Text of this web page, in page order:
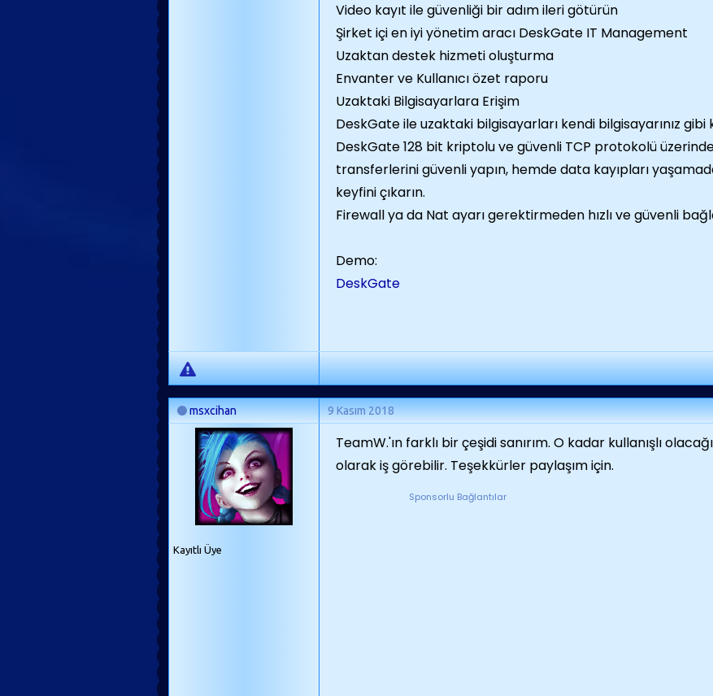
Video kayıt ile güvenliği bir adım ileri götürün
Şirket içi en iyi yönetim aracı DeskGate IT Management
Uzaktan destek hizmeti oluşturma
Envanter ve Kullanıcı özet raporu
Uzaktaki Bilgisayarlara Erişim
DeskGate ile uzaktaki bilgisayarları kendi bilgisayarınız
DeskGate 128 bit kriptolu ve güvenli TCP protokolü
transferlerini güvenli yapın, hemde data kayıpları
keyfini çıkarın.
Firewall ya da Nat ayarı gerektirmeden hızlı ve güvenli
Demo:
DeskGate
msxcihan 9 Kasım 2018
Kayıtlı Üye
TeamW.'ın farklı bir çeşidi sanırım. O kadar kullanışlı
olarak iş görebilir. Teşekkürler paylaşım için.
Sponsorlu Bağlantılar